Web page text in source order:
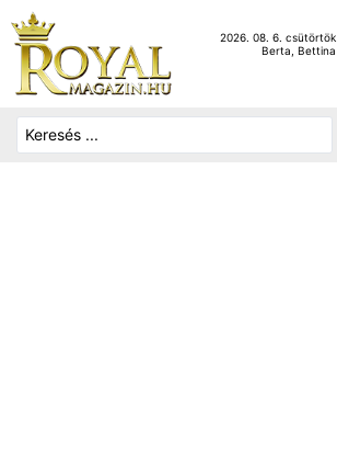
2026. 08. 6. csütörtök
Berta, Bettina